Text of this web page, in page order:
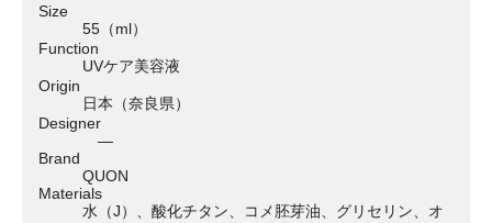
Size
55（ml）
Function
UVケア美容液
Origin
日本（奈良県）
Designer
―
Brand
QUON
Materials
水（J）、酸化チタン、コメ胚芽油、グリセリン、オ